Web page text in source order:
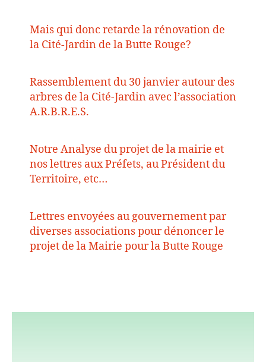
Mais qui donc retarde la rénovation de
la Cité-Jardin de la Butte Rouge?
Rassemblement du 30 janvier autour des
arbres de la Cité-Jardin avec l’association
A.R.B.R.E.S.
Notre Analyse du projet de la mairie et
nos lettres aux Préfets, au Président du
Territoire, etc…
Lettres envoyées au gouvernement par
diverses associations pour dénoncer le
projet de la Mairie pour la Butte Rouge